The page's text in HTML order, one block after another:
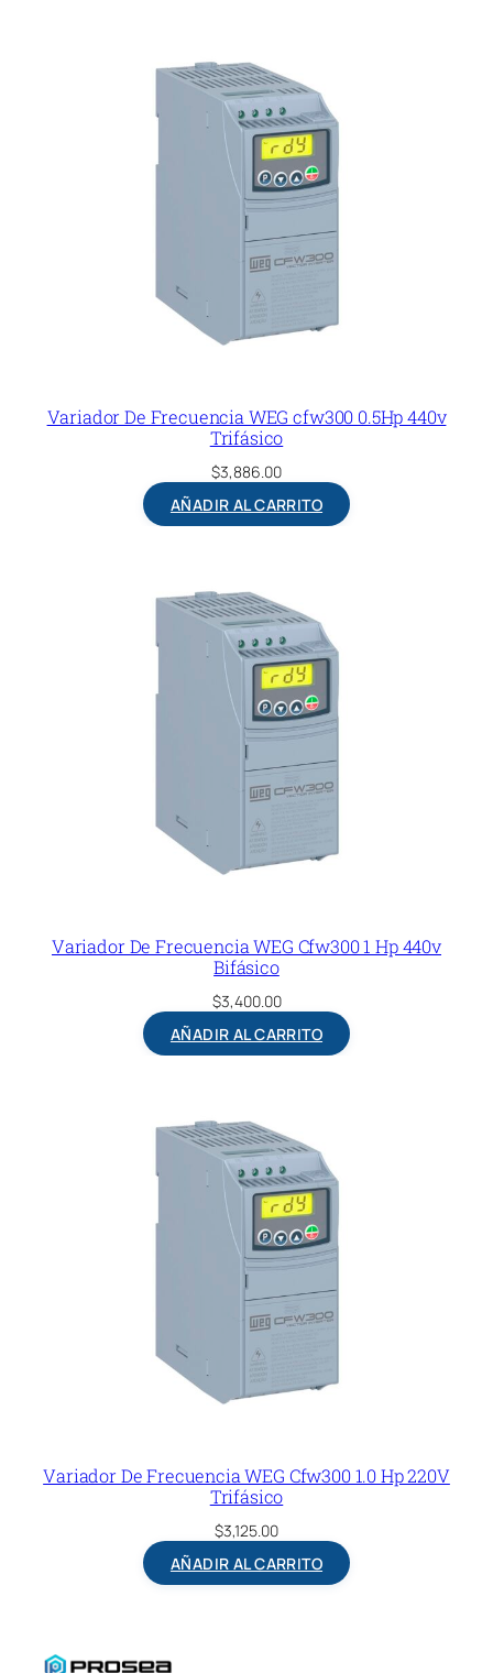
Variador De Frecuencia WEG cfw300 0.5Hp 440v
Trifásico
$3,886.00
AÑADIR AL CARRITO
Variador De Frecuencia WEG Cfw300 1 Hp 440v
Bifásico
$3,400.00
AÑADIR AL CARRITO
Variador De Frecuencia WEG Cfw300 1.0 Hp 220V
Trifásico
$3,125.00
AÑADIR AL CARRITO